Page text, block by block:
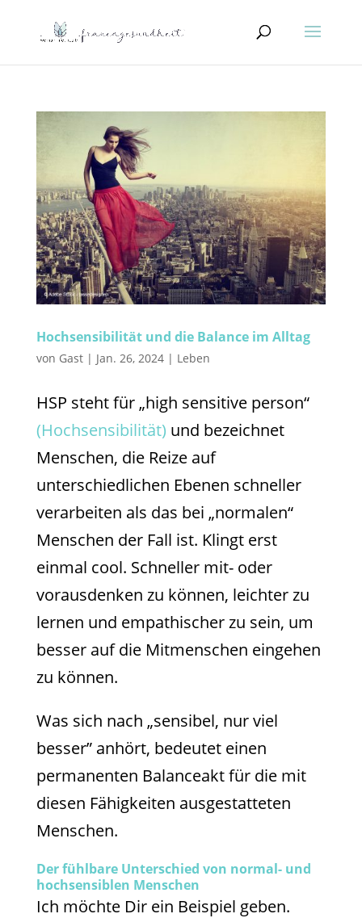
Hochsensibilität und die Balance im Alltag
von Gast| Jan. 26, 2024| Leben
HSP steht für „high sensitive person“
(Hochsensibilität) und bezeichnet
Menschen, die Reize auf
unterschiedlichen Ebenen schneller
verarbeiten als das bei „normalen“
Menschen der Fall ist. Klingt erst
einmal cool. Schneller mit- oder
vorausdenken zu können, leichter zu
lernen und empathischer zu sein, um
besser auf die Mitmenschen eingehen
zu können.
Was sich nach „sensibel, nur viel
besser” anhört, bedeutet einen
permanenten Balanceakt für die mit
diesen Fähigkeiten ausgestatteten
Menschen.
Der fühlbare Unterschied von normal- und
hochsensiblen Menschen
Ich möchte Dir ein Beispiel geben.